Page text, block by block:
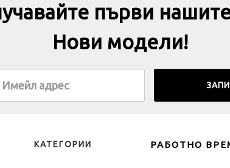
първи
Нови модели!
КАТЕГОРИИ РАБОТНО